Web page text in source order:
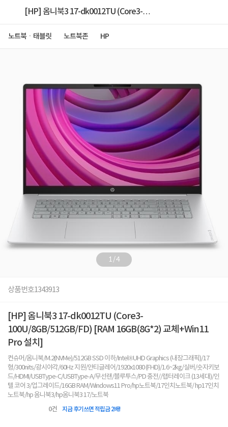
[HP] 옴니북3 17-dk0012TU (Core3-
노트북ㆍ태블릿 노트북존 HP
1/4
상품번호1343913
[HP] 옴니북3 17-dk0012TU (Core3-
100U/8GB/512GB/FD) [RAM 16GB(8G*2) 교체+Win11
Pro 설치]
컨슈머/옴니북/M.2(NVMe)/512GB SSD 이하/Intel®UHD Graphics (내장그래픽)/17
형/300nits/광시야각/60Hz 지원/안티글레어/1920x1080 (FHD)/1.6~2kg/실버/숫자키보
드/HDMI/USBType-C/USBType-A/무선랜/블루투스/PD 충전//랩터레이크 (13세대)/인
텔 코어 3/업그레이드/16GB RAM/Windows11 Pro/hp노트북/17인치노트북/ hp17인치
노트북/hp 옴니북3/hp옴니북3 17/노트북
0건 지금 후기쓰면 적립금 2배!